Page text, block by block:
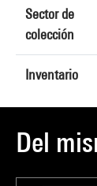
Sector de
colección
Inventario
Del